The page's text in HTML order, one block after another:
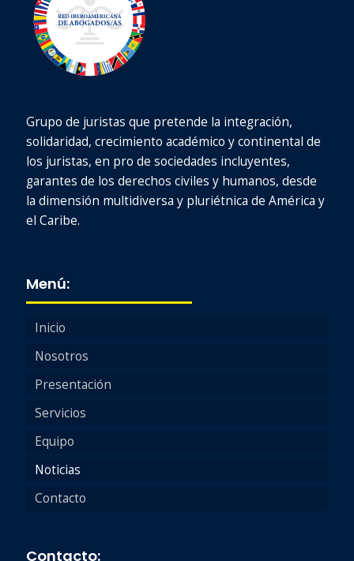
Grupo de juristas que pretende la integración,
solidaridad, crecimiento académico y continental de
los juristas, en pro de sociedades incluyentes,
garantes de los derechos civiles y humanos, desde
la dimensión multidiversa y pluriétnica de América y
el Caribe.
Menú:
Inicio
Nosotros
Presentación
Servicios
Equipo
Noticias
Contacto
Contacto: